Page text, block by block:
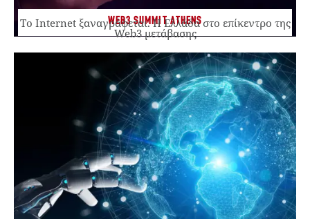
WEB3 SUMMIT ATHENS
Το Internet ξαναγράφεται. Η Ελλάδα στο επίκεντρο της
Web3 μετάβασης